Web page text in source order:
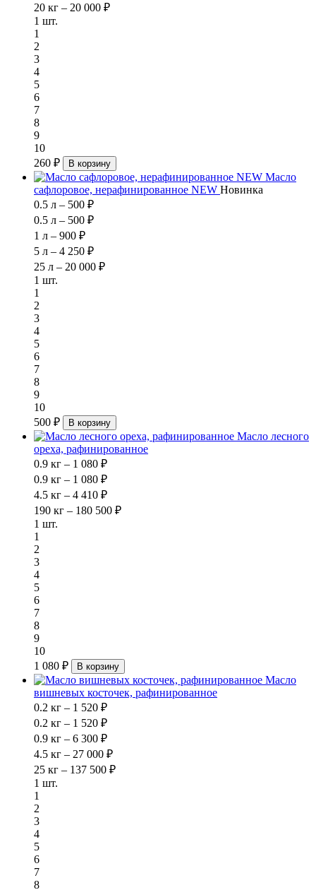
20 кг – 20 000 ₽
1 шт.
1
2
3
4
5
6
7
8
9
10
260 ₽
В корзину
Масло
сафлоровое, нерафинированное NEW Новинка
0.5 л – 500 ₽
0.5 л – 500 ₽
1 л – 900 ₽
5 л – 4 250 ₽
25 л – 20 000 ₽
1 шт.
1
2
3
4
5
6
7
8
9
10
500 ₽
В корзину
Масло лесного
ореха, рафинированное
0.9 кг – 1 080 ₽
0.9 кг – 1 080 ₽
4.5 кг – 4 410 ₽
190 кг – 180 500 ₽
1 шт.
1
2
3
4
5
6
7
8
9
10
1 080 ₽
В корзину
Масло
вишневых косточек, рафинированное
0.2 кг – 1 520 ₽
0.2 кг – 1 520 ₽
0.9 кг – 6 300 ₽
4.5 кг – 27 000 ₽
25 кг – 137 500 ₽
1 шт.
1
2
3
4
5
6
7
8